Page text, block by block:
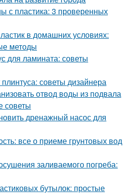
с пластика: 3 проверенных
в домашних условиях:
методы
для ламината: советы
советы дизайнера
отвод воды из подвала
советы
дренажный насос для
все о приеме грунтовых вод
заливаемого погреба:
бутылок: простые